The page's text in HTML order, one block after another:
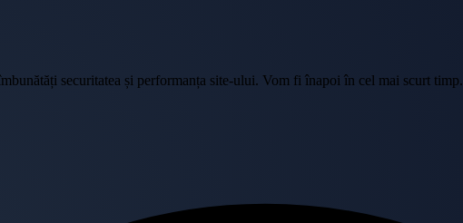
securitatea și performanța site-ului. Vom fi înapoi în cel mai scurt timp.